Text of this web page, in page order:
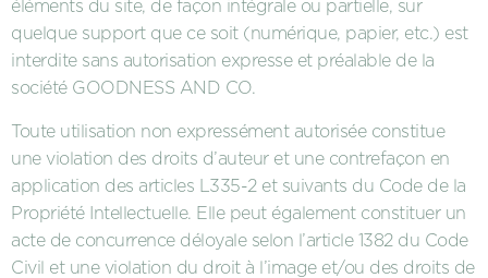
éléments du site, de façon intégrale ou partielle, sur
quelque support que ce soit (numérique, papier, etc.) est
interdite sans autorisation expresse et préalable de la
société GOODNESS AND CO.
Toute utilisation non expressément autorisée constitue
une violation des droits d’auteur et une contrefaçon en
application des articles L335-2 et suivants du Code de la
Propriété Intellectuelle. Elle peut également constituer un
acte de concurrence déloyale selon l’article 1382 du Code
Civil et une violation du droit à l’image et/ou des droits de